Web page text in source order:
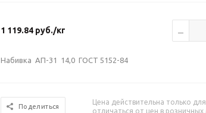
1 119.84руб./кг
Набивка АП-31 14,0 ГОСТ 5152-84
Поделиться
Цена действительна только
отличаться от цен в розничных